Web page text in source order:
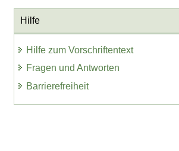
Hilfe
Hilfe zum Vorschriftentext
Fragen und Antworten
Barrierefreiheit